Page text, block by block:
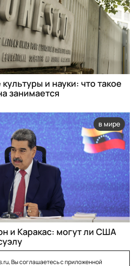
и науки: что такое
занимается
в мире
и Каракас: могут ли США
Вы соглашаетесь с приложенной